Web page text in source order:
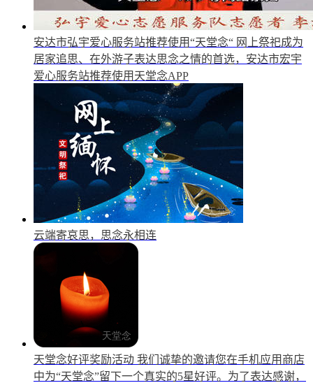
安达市弘宇爱心服务站推荐使用“天堂念“ 网上祭祀成为
居家追思、在外游子表达思念之情的首选，安达市宏宇
爱心服务站推荐使用天堂念APP
云端寄哀思，思念永相连
天堂念好评奖励活动 我们诚挚的邀请您在手机应用商店
中为“天堂念”留下一个真实的5星好评。为了表达感谢，